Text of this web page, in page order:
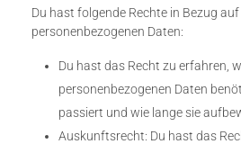
Du hast folgende Rechte in Bezug
personenbezogenen Daten:
Du hast das Recht zu erfahren,
personenbezogenen Daten
passiert und wie lange sie
Auskunftsrecht: Du hast das